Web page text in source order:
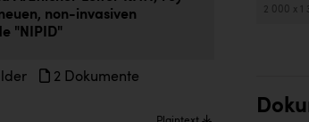
non-invasiven
"NIPID"
2 Dokumente
2 000 x 1